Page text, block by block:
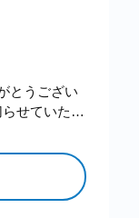
とうござい
せていただ